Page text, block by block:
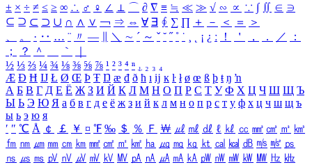
± × ÷ ≠ ≤ ≥ ∞ ∴ ♂ ♀ ∠ ⊥ ⌒ ∂ ∇ ≡ ≒ ≪ ≫ √ ∽ ∝ ∵ ∫ ∬ ∈ ∋
⊆ ⊇ ⊂ ⊃ ∪ ∩ ∧ ∨ ￢ ⇒ ⇔ ∀ ∃ ∮ ∑ ∏ ＋ － ＜ ＝
＞
、
。 · ‥ … ¨ 〃 ― ＼ ∼ ´ ～ ˇ ˘ ˝ ˚ ˙ ¸ ¡ ¿ ː ！ ＇ ， ． ／
：
；
？ ＾ ｀
½ ⅓ ⅔ ¼ ¾ ⅛ ⅜ ⅝ ⅞ ¹ ² ³ ⁴ ⁿ ₁ ₂ ₃ ₄
Æ Ð Ħ Ĳ Ł Ø Œ Þ Ŧ Ŋ æ đ ð ħ ı ĳ ĸ ŀ ł ø œ ß þ ŧ ŋ ŉ
А Б В Г Д Е Ё Ж З И Й К Л М Н О П Р С Т У Ф Х Ц Ч Ш Щ Ъ
Ы Ь Э Ю Я а б в г д е ё ж з и й к л м н о п р с т у ф х ц ч ш щ ъ
ы ь э ю я
′ ″ ℃ Å ￠ ￡ ￥ ¤ ℉ ‰ ＄ ％ Ｆ ￦ ㎕ ㎖ ㎗ ℓ ㎘ ㏄ ㎣ ㎤ ㎥ ㎦
㎙ ㎚ ㎛ ㎜ ㎝ ㎞ ㎟ ㎠ ㎡ ㎢ ㏊ ㎍ ㎎ ㎏ ㏏ ㎈ ㎉ ㏈ ㎧ ㎨ ㎰
㎱ ㎲ ㎳ ㎴ ㎵ ㎶ ㎷ ㎸ ㎹ ㎀ ㎁ ㎂ ㎃ ㎄ ㎺ ㎻ ㎽ ㎾ ㎿ ㎐ ㎑